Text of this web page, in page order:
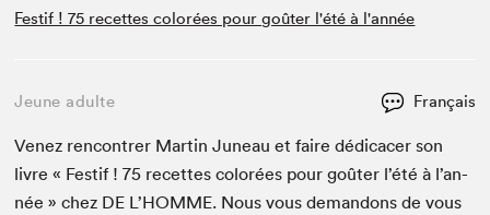
Festif ! 75 recettes colorées pour goûter l'été à l'année
Jeune adulte Français
Venez ren­con­tr­er Mar­tin Juneau et faire dédi­cac­er son
livre « Fes­tif !75 recettes col­orées pour goûter l’été à l’an­
née » chez DE L’HOMME. Nous vous deman­dons de vous